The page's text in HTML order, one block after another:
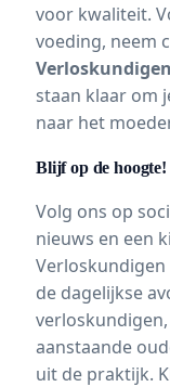
voor kwaliteit.
voeding, neem
staan klaar om
naar het
Blijf op de hoogte!
Volg ons op
nieuws en een
de dagelijkse
aanstaande
uit de praktijk.